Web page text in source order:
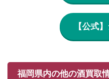
【公式
福岡県内の他の酒買取